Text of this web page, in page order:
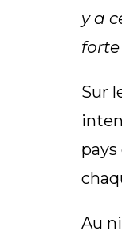
y a
Sur
Au